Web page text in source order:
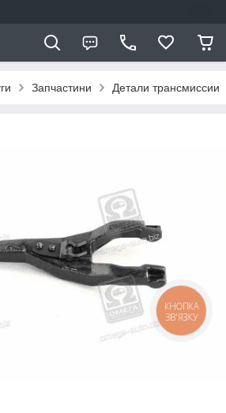
Запчастини Детали трансмиссии
КНОПКА
ЗВ'ЯЗКУ